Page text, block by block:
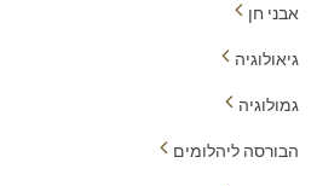
אבני חן
גיאולוגיה
גמולוגיה
הבורסה ליהלומים